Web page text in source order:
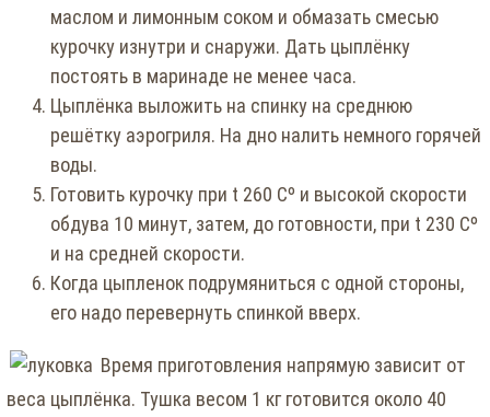
маслом и лимонным соком и обмазать смесью
курочку изнутри и снаружи. Дать цыплёнку
постоять в маринаде не менее часа.
Цыплёнка выложить на спинку на среднюю
решётку аэрогриля. На дно налить немного горячей
воды.
Готовить курочку при t 260 Cº и высокой скорости
обдува 10 минут, затем, до готовности, при t 230 Cº
и на средней скорости.
Когда цыпленок подрумяниться с одной стороны,
его надо перевернуть спинкой вверх.
Время приготовления напрямую зависит от
веса цыплёнка. Тушка весом 1 кг готовится около 40